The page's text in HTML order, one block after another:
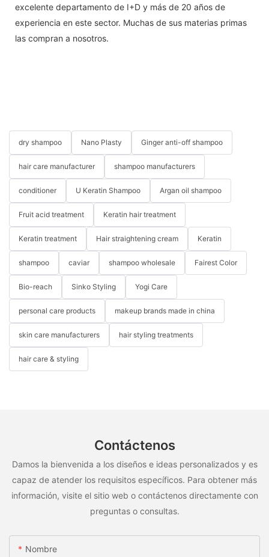
excelente departamento de I+D y más de 20 años de
experiencia en este sector. Muchas de sus materias primas
las compran a nosotros.
dry shampoo Nano Plasty Ginger anti-off shampoo
hair care manufacturer shampoo manufacturers
conditioner U Keratin Shampoo Argan oil shampoo
Fruit acid treatment Keratin hair treatment
Keratin treatment Hair straightening cream Keratin
shampoo caviar shampoo wholesale Fairest Color
Bio-reach Sinko Styling Yogi Care
personal care products makeup brands made in china
skin care manufacturers hair styling treatments
hair care & styling
Contáctenos
Damos la bienvenida a los diseños e ideas personalizados y es
capaz de atender los requisitos específicos. Para obtener más
información, visite el sitio web o contáctenos directamente con
preguntas o consultas.
Nombre